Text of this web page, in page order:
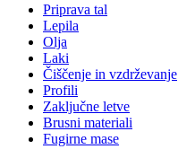
Priprava tal
Lepila
Olja
Laki
Čiščenje in vzdrževanje
Profili
Zaključne letve
Brusni materiali
Fugirne mase